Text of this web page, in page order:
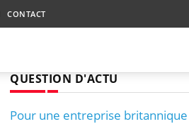
CONTACT
QUESTION D'ACTU
Pour une entreprise britannique